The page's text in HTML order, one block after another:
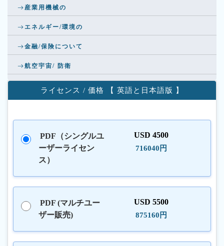
産業用機械の
エネルギー/環境の
金融/保険について
航空宇宙/ 防衛
ライセンス / 価格 【 英語と日本語版 】
PDF（シングルユ
ーザーライセン
ス）
USD 4500
716040円
PDF (マルチユー
ザー販売)
USD 5500
875160円